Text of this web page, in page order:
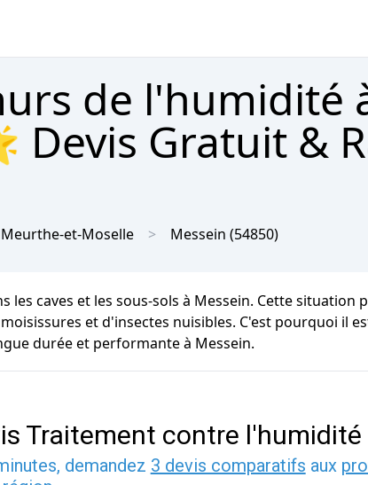
de l'humidité
Devis Gratuit &
Meurthe-et-Moselle Messein (54850)
caves et les sous-sols à Messein. Cette
et d'insectes nuisibles. C'est pourquoi il
durée et performante à Messein.
Traitement contre l'humidité
demandez 3 devis comparatifs aux